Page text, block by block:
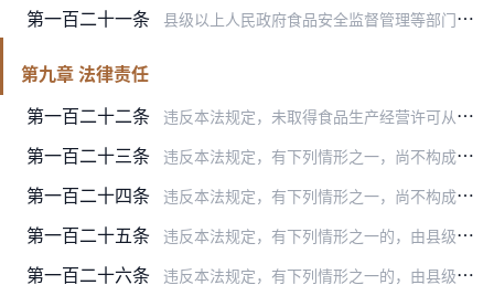
第一百二十一条 县级以上人民政府食品安全监督管理等部门发现涉嫌食品安全犯罪的，应当按照有关规定及时将案件移送公安机关。对移送的案件，公安机关应当及时审查；认为有犯罪事实需要追究…
第九章 法律责任
第一百二十二条
违反本法规定，未取得食品生产经营许可从事食品生产经营活动，或者未取得食品添加剂生产许可从事食品添加剂生产活动的，由县级以上人民政府食品安全监督管理部门没收违法所…
第一百二十三条 违反本法规定，有下列情形之一，尚不构成犯罪的，由县级以上人民政府食品安全监督管理部门没收违法所得和违法生产经营的食品，并可以没收用于违法生产经营的工具、设备、原…
第一百二十四条 违反本法规定，有下列情形之一，尚不构成犯罪的，由县级以上人民政府食品安全监督管理部门没收违法所得和违法生产经营的食品、食品添加剂，并可以没收用于违法生产经营的工…
第一百二十五条 违反本法规定，有下列情形之一的，由县级以上人民政府食品安全监督管理部门没收违法所得和违法生产经营的食品、食品添加剂，并可以没收用于违法生产经营的工具、设备、原料…
第一百二十六条 违反本法规定，有下列情形之一的，由县级以上人民政府食品安全监督管理部门责令改正，给予警告；拒不改正的，处五千元以上五万元以下罚款；情节严重的，责令停产停业，直至…